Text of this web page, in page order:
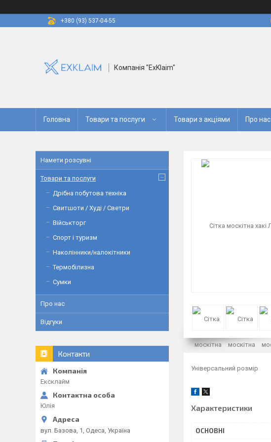
+380 (93) 537-04-55
Компанія "ExKlaim"
Головна Товари та послуги Товари з акціями Про нас
Універсальний розмір
Характеристики
ОСНОВНІ
Намети розсувні
Товари та послуги
Дрібна побутова техніка
Свитшоти / Худі / Светри
Військторг
Спорт і туризм
Наколінники/налокітники
Термобілизна
Сумки
Про нас
Відгуки
Контакти
Ексклайм
Юлія
вул. Базова, 1, Одеса, Україна